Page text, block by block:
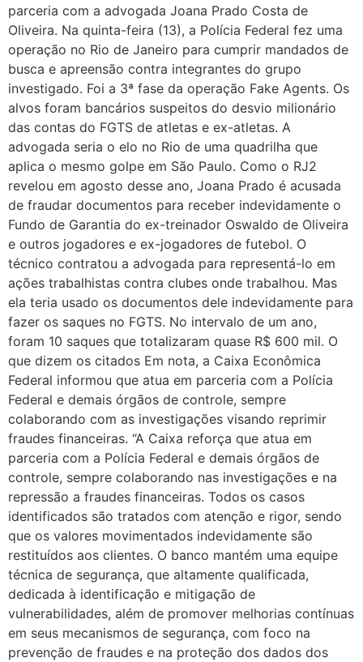
parceria com a advogada Joana Prado Costa de
Oliveira. Na quinta-feira (13), a Polícia Federal fez uma
operação no Rio de Janeiro para cumprir mandados de
busca e apreensão contra integrantes do grupo
investigado. Foi a 3ª fase da operação Fake Agents. Os
alvos foram bancários suspeitos do desvio milionário
das contas do FGTS de atletas e ex-atletas. A
advogada seria o elo no Rio de uma quadrilha que
aplica o mesmo golpe em São Paulo. Como o RJ2
revelou em agosto desse ano, Joana Prado é acusada
de fraudar documentos para receber indevidamente o
Fundo de Garantia do ex-treinador Oswaldo de Oliveira
e outros jogadores e ex-jogadores de futebol. O
técnico contratou a advogada para representá-lo em
ações trabalhistas contra clubes onde trabalhou. Mas
ela teria usado os documentos dele indevidamente para
fazer os saques no FGTS. No intervalo de um ano,
foram 10 saques que totalizaram quase R$ 600 mil. O
que dizem os citados Em nota, a Caixa Econômica
Federal informou que atua em parceria com a Polícia
Federal e demais órgãos de controle, sempre
colaborando com as investigações visando reprimir
fraudes financeiras. “A Caixa reforça que atua em
parceria com a Polícia Federal e demais órgãos de
controle, sempre colaborando nas investigações e na
repressão a fraudes financeiras. Todos os casos
identificados são tratados com atenção e rigor, sendo
que os valores movimentados indevidamente são
restituídos aos clientes. O banco mantém uma equipe
técnica de segurança, que altamente qualificada,
dedicada à identificação e mitigação de
vulnerabilidades, além de promover melhorias contínuas
em seus mecanismos de segurança, com foco na
prevenção de fraudes e na proteção dos dados dos